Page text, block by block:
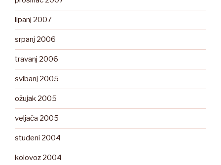
lipanj 2007
srpanj 2006
travanj 2006
svibanj 2005
ožujak 2005
veljača 2005
studeni 2004
kolovoz 2004